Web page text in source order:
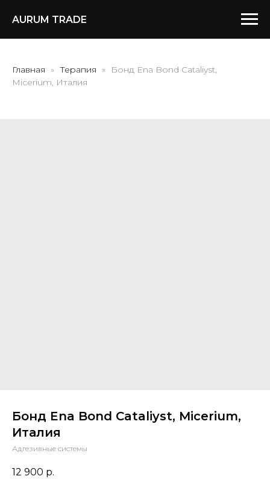
AURUM TRADE
Главная Терапия
Бонд Ena Bond Cataliyst,
Micerium, Италия
Бонд Ena Bond Cataliyst, Micerium,
Италия
Адгезивные системы
12 900 р.